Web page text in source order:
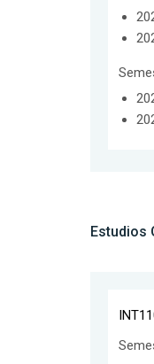
Estudios